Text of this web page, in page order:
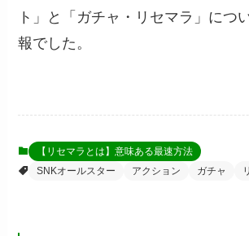
ト」と「ガチャ・リセマラ」につ
報でした。
【リセマラとは】意味ある最速方法
SNKオールスター
アクション ガチャ